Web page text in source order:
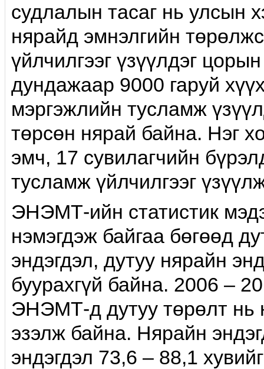
судлалын тасаг нь улсын
нярайд эмнэлгийн
үйлчилгээг үзүүлдэг
дундажаар 9000 гаруй
мэргэжлийн тусламж
төрсөн нярай байна. Нэг
эмч, 17 сувилагчийн
тусламж үйлчилгээг
ЭНЭМТ-ийн статистик
нэмэгдэж байгаа бөгөөд
эндэгдэл, дутуу нярайн
буурахгүй байна. 2006 –
ЭНЭМТ-д дутуу төрөлт нь
эзэлж байна. Нярайн
эндэгдэл 73,6 – 88,1